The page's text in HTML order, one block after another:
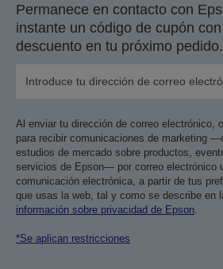
Permanece en contacto con
instante un código de cupón
descuento en tu próximo pedido.
Al enviar tu dirección de correo electrónico,
para recibir comunicaciones de marketing
estudios de mercado sobre productos,
servicios de Epson— por correo electrónico
comunicación electrónica, a partir de tus
que usas la web, tal y como se describe en
información sobre privacidad de Epson
*Se aplican restricciones